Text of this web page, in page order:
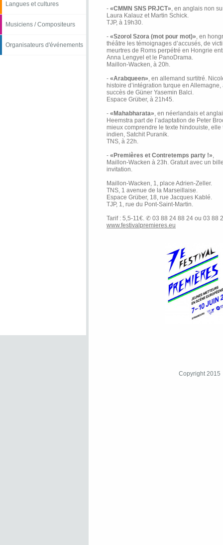
Langues et cultures
Musiciens / Compositeurs
Organisateurs d'événements
- «CMMN SNS PRJCT», en anglais non
Laura Kalauz et Martin Schick.
TJP, à 19h30.
- «Szorol Szora (mot pour mot)», en
théâtre les témoignages d’accusés, de
meurtres de Roms perpétré en Hongrie
Anna Lengyel et le PanoDrama.
Maillon-Wacken, à 20h.
- «Arabqueen», en allemand surtitré.
histoire d’intégration turque en
succès de Güner Yasemin Balci.
Espace Grüber, à 21h45.
- «Mahabharata», en néerlandais et
Heemstra part de l’adaptation de Peter
mieux comprendre le texte hindouiste,
indien, Satchit Puranik.
TNS, à 22h.
- «Premières et Contretemps party !»,
Maillon-Wacken à 23h. Gratuit avec un
invitation.
Maillon-Wacken, 1, place Adrien-Zeller.
TNS, 1 avenue de la Marseillaise.
Espace Grüber, 18, rue Jacques Kablé.
TJP, 1, rue du Pont-Saint-Martin.
Tarif : 5,5-11€. ✆ 03 88 24 88 24 ou 03 88
www.festivalpremieres.eu
Copyright 2015